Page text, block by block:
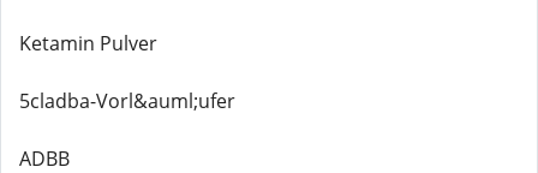
Ketamin Pulver
5cladba-Vorl&auml;ufer
ADBB